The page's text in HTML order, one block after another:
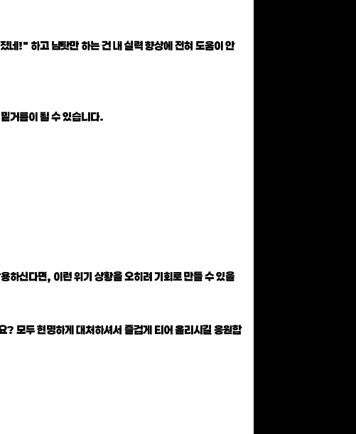
네!" 하고 남탓만 하는 건 내 실력 향상에 전혀 도움이 안
거름이 될 수 있습니다.
하신다면, 이런 위기 상황을 오히려 기회로 만들 수 있을
모두 현명하게 대처하셔서 즐겁게 티어 올리시길 응원합